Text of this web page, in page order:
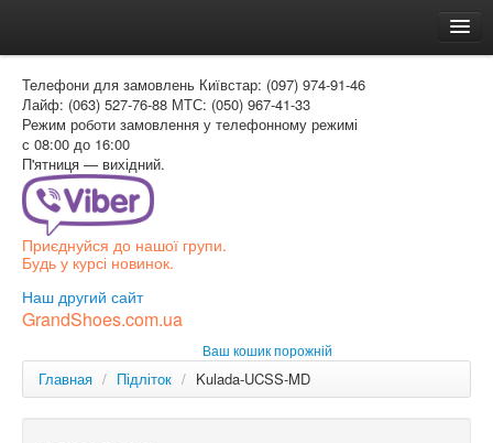
Доставка и оплата
Как заказать
Контакти
Таблиця розмірів
Вхід для покупця
РОС
Телефони для замовлень Київстар: (097) 974-91-46
Лайф: (063) 527-76-88 МТС: (050) 967-41-33
Режим роботи замовлення у телефонному режимі
с 08:00 до 16:00
П'ятниця — вихідний.
Приєднуйся до нашої групи.
Будь у курсі новинок.
Наш другий сайт
GrandShoes.com.ua
Ваш кошик порожній
Главная / Підліток / Kulada-UCSS-MD